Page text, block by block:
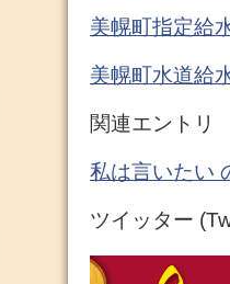
美幌町指定給
美幌町水道給
関連エントリ
私は言いたい
ツイッター